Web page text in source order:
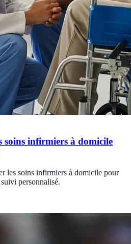
soins infirmiers à domicile
les soins infirmiers à domicile pour
personnalisé.